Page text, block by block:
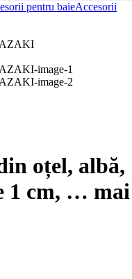
pentru baieAccesorii
oțel, albă,
1 cm, … mai